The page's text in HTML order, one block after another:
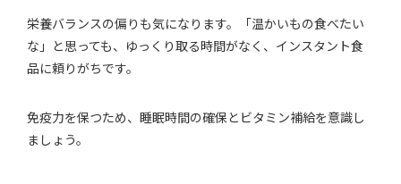
栄養バランスの偏りも気になります。「温かいもの食べたい
な」と思っても、ゆっくり取る時間がなく、インスタント食
品に頼りがちです。
免疫力を保つため、睡眠時間の確保とビタミン補給を意識し
ましょう。